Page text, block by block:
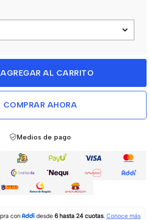
AGREGAR AL CARRITO
COMPRAR AHORA
Medios de pago